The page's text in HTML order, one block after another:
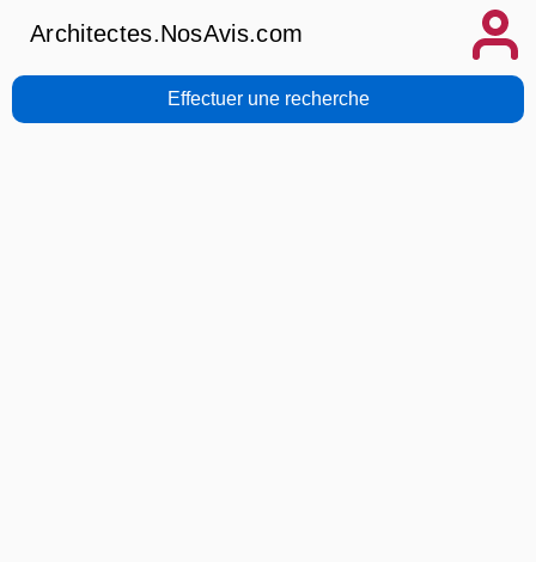
Architectes.NosAvis.com
Effectuer une recherche